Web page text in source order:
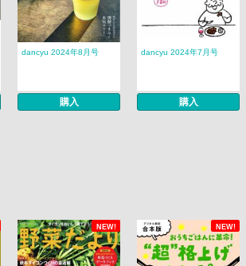
dancyu 2024年8月号
購入
dancyu 2024年7月号
購入
NEW! NEW!